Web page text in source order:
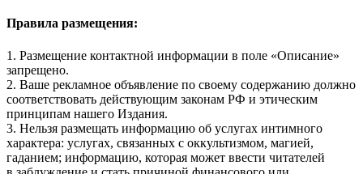
Правила размещения:
1. Размещение контактной информации в поле «Описание»
запрещено.
2. Ваше рекламное объявление по своему содержанию должно
соответствовать действующим законам РФ и этическим
принципам нашего Издания.
3. Нельзя размещать информацию об услугах интимного
характера: услугах, связанных с оккультизмом, магией,
гаданием; информацию, которая может ввести читателей